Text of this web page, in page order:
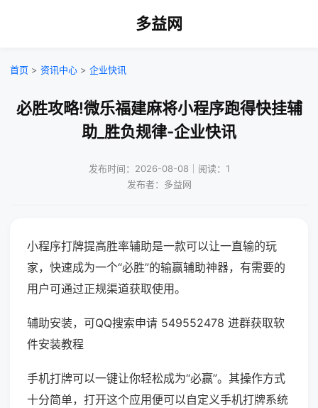
多益网
首页 > 资讯中心 > 企业快讯
必胜攻略!微乐福建麻将小程序跑得快挂辅
助_胜负规律-企业快讯
发布时间：2026-08-08｜阅读：1
发布者：多益网
小程序打牌提高胜率辅助是一款可以让一直输的玩
家，快速成为一个“必胜”的输赢辅助神器，有需要的
用户可通过正规渠道获取使用。
辅助安装，可QQ搜索申请 549552478 进群获取软
件安装教程
手机打牌可以一键让你轻松成为“必赢”。其操作方式
十分简单，打开这个应用便可以自定义手机打牌系统